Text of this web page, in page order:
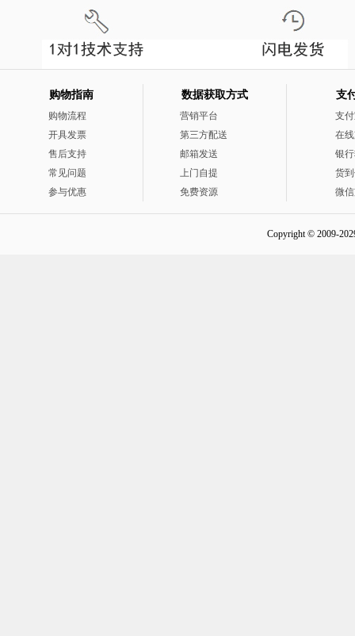
购物指南
购物流程
开具发票
售后支持
常见问题
参与优惠
数据获取方式
营销平台
第三方配送
邮箱发送
上门自提
免费资源
支
支
在
银
货
微
Copyright © 2009-